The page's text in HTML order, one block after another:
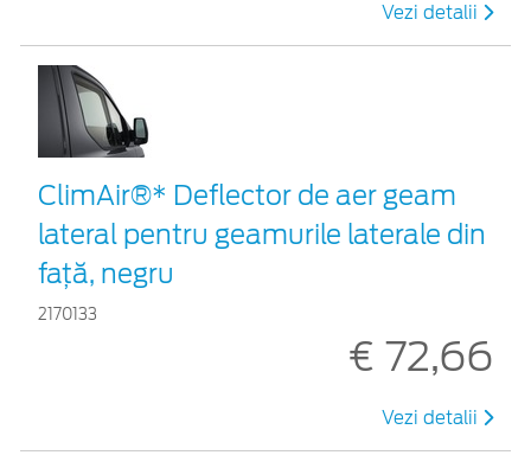
Vezi detalii
ClimAir®* Deflector de aer geam
lateral pentru geamurile laterale din
faţă, negru
2170133
€ 72,66
Vezi detalii